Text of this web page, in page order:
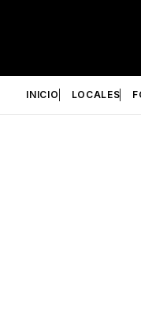
INICIO LOCALES